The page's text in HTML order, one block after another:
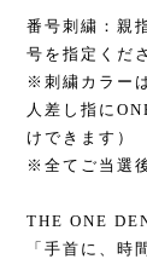
番号刺繍：親
号を指定くだ
※刺繍カラー
人差し指に
けできます）
※全てご当選
THE ONE
「手首に、時